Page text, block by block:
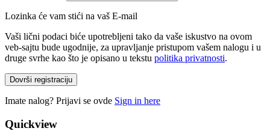
Lozinka će vam stići na vaš E-mail
Vaši lični podaci biće upotrebljeni tako da vaše iskustvo na ovom
veb-sajtu bude ugodnije, za upravljanje pristupom vašem nalogu i u
druge svrhe kao što je opisano u tekstu politika privatnosti.
Dovrši registraciju
Imate nalog? Prijavi se ovde Sign in here
Quickview